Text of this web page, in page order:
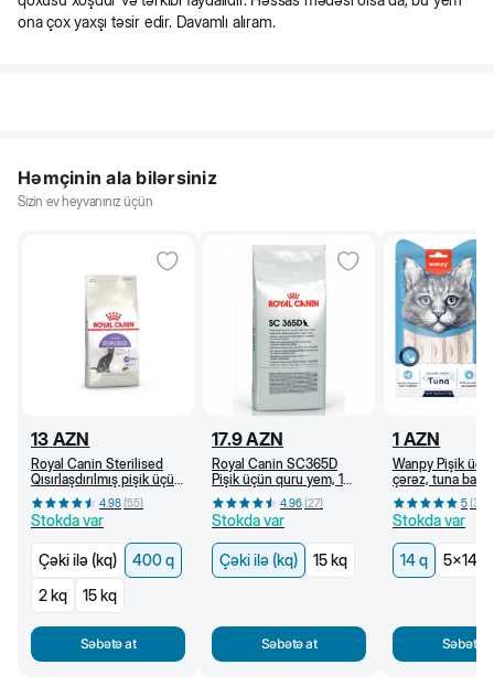
ona çox yaxşı təsir edir. Davamlı alıram.
Həmçinin ala bilərsiniz
Sizin ev heyvanınız üçün
13 AZN
Royal Canin Sterilised
Qısırlaşdırılmış pişik üçün
quru yem, 1 yaşdan, 400
q
4.98(55)
Stokda var
Çəki ilə (kq)
400 q
2 kq
15 kq
Səbətə at
17.9AZN
Royal Canin SC365D
Pişik üçün quru yem, 1
yaşdan (kq) 4.96(27)
Stokda var
Çəki ilə (kq) 15 kq
Səbətə at
1 AZN
Wanpy Pişik
çərəz, tuna
5(36
Stokda var
14 q 5x14 q
Səbətə